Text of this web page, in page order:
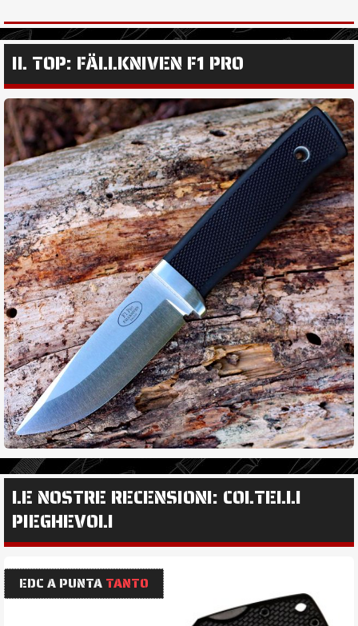
IL TOP: FÄLLKNIVEN F1 PRO
LE NOSTRE RECENSIONI: COLTELLI
PIEGHEVOLI
EDC A PUNTA TANTO